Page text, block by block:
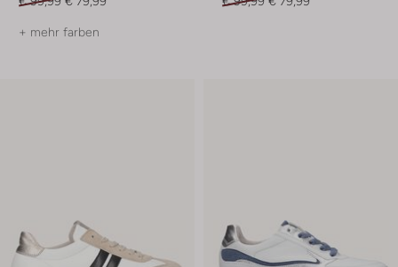
+ mehr farben